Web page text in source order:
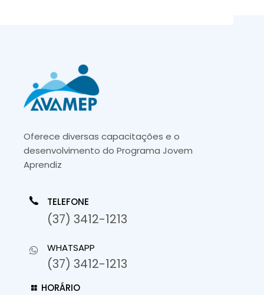
Oferece diversas capacitações e o
desenvolvimento do Programa Jovem
Aprendiz
TELEFONE
(37) 3412-1213
WHATSAPP
(37) 3412-1213
HORÁRIO